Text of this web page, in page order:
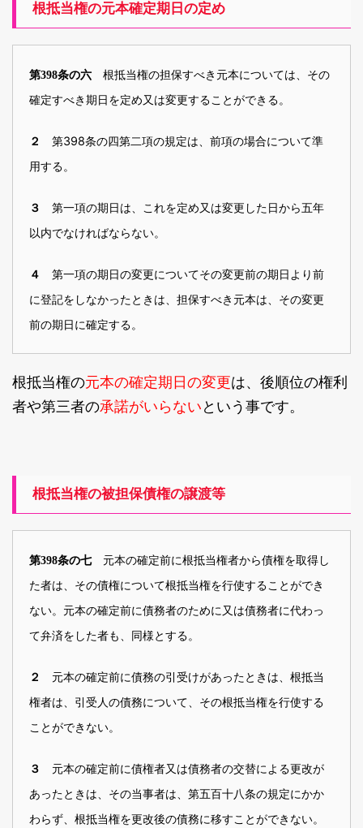
根抵当権の元本確定期日の定め
第398条の六 根抵当権の担保すべき元本については、その
確定すべき期日を定め又は変更することができる。
２
第398条の四第二項の規定は、前項の場合について準
用する。
３
第一項の期日は、これを定め又は変更した日から五年
以内でなければならない。
４
第一項の期日の変更についてその変更前の期日より前
に登記をしなかったときは、担保すべき元本は、その変更
前の期日に確定する。
根抵当権の元本の確定期日の変更は、後順位の権利
者や第三者の承諾がいらない という事です。
根抵当権の被担保債権の譲渡等
第398条の七元本の確定前に根抵当権者から債権を取得し
た者は、その債権について根抵当権を行使することができ
ない。元本の確定前に債務者のために又は債務者に代わっ
て弁済をした者も、同様とする。
２
元本の確定前に債務の引受けがあったときは、根抵当
権者は、引受人の債務について、その根抵当権を行使する
ことができない。
３
元本の確定前に債権者又は債務者の交替による更改が
あったときは、その当事者は、第五百十八条の規定にかか
わらず、根抵当権を更改後の債務に移すことができない。